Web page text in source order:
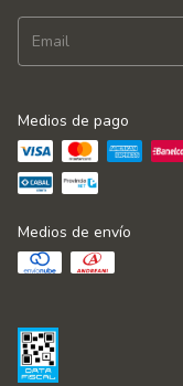
Medios de pago
Medios de envío